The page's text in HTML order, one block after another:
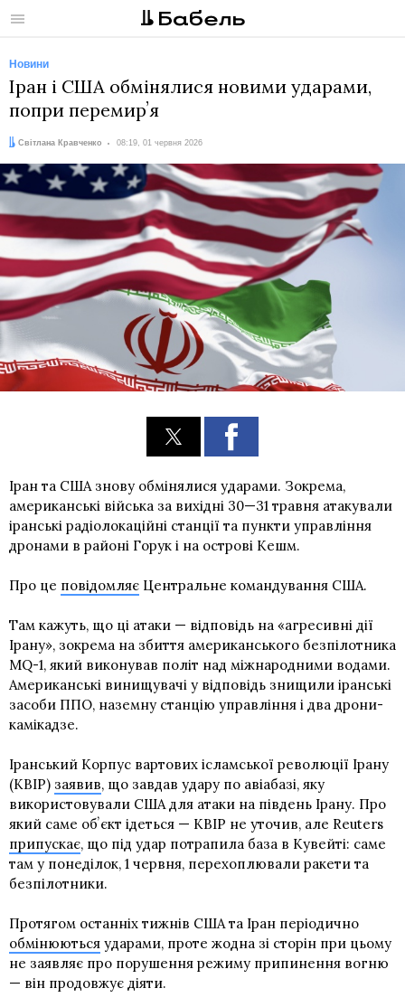
Меню
Новини
Іран і США обмінялися новими ударами,
попри перемирʼя
Автор:
Світлана Кравченко
Дата: 08:19, 01 червня 2026
Іран та США знову обмінялися ударами. Зокрема,
американські війська за вихідні 30—31 травня атакували
іранські радіолокаційні станції та пункти управління
дронами в районі Горук і на острові Кешм.
Про це повідомляє Центральне командування США.
Там кажуть, що ці атаки — відповідь на «агресивні дії
Ірану», зокрема на збиття американського безпілотника
MQ-1, який виконував політ над міжнародними водами.
Американські винищувачі у відповідь знищили іранські
засоби ППО, наземну станцію управління і два дрони-
камікадзе.
Іранський Корпус вартових ісламської революції Ірану
(КВІР) заявив, що завдав удару по авіабазі, яку
використовували США для атаки на південь Ірану. Про
який саме обʼєкт ідеться — КВІР не уточив, але Reuters
припускає, що під удар потрапила база в Кувейті: саме
там у понеділок, 1 червня, перехоплювали ракети та
безпілотники.
Протягом останніх тижнів США та Іран періодично
обмінюються ударами, проте жодна зі сторін при цьому
не заявляє про порушення режиму припинення вогню
— він продовжує діяти.